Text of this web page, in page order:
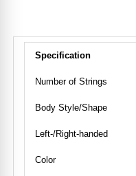
Specification
Number of Strings
Body Style/Shape
Left-/Right-handed
Color